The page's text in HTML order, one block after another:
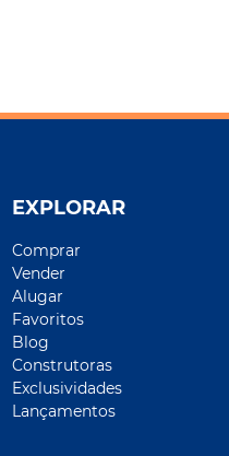
EXPLORAR
Comprar
Vender
Alugar
Favoritos
Blog
Construtoras
Exclusividades
Lançamentos